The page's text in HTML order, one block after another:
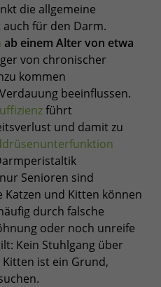
die allgemeine
für den Darm.
ab einem Alter von etwa
von chronischer
kommen
beeinflussen.
führt
und damit zu
Senioren sind
und Kitten können
durch falsche
oder noch unreife
Kein Stuhlgang über
ist ein Grund,